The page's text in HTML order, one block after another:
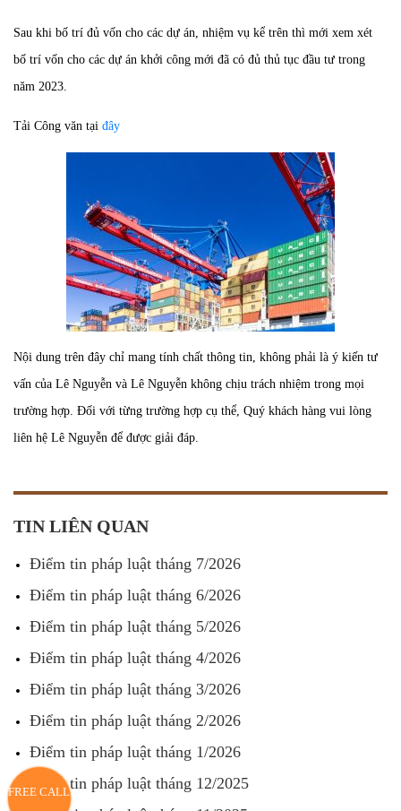
Sau khi bố trí đủ vốn cho các dự án, nhiệm vụ kể trên thì mới xem xét
bố trí vốn cho các dự án khởi công mới đã có đủ thủ tục đầu tư trong
năm 2023.
Tải Công văn tại đây
Nội dung trên đây chỉ mang tính chất thông tin, không phải là ý kiến tư
vấn của Lê Nguyễn và Lê Nguyễn không chịu trách nhiệm trong mọi
trường hợp. Đối với từng trường hợp cụ thể, Quý khách hàng vui lòng
liên hệ Lê Nguyễn để được giải đáp.
TIN LIÊN QUAN
Điểm tin pháp luật tháng 7/2026
Điểm tin pháp luật tháng 6/2026
Điểm tin pháp luật tháng 5/2026
Điểm tin pháp luật tháng 4/2026
Điểm tin pháp luật tháng 3/2026
Điểm tin pháp luật tháng 2/2026
Điểm tin pháp luật tháng 1/2026
Điểm tin pháp luật tháng 12/2025
FREE CALL